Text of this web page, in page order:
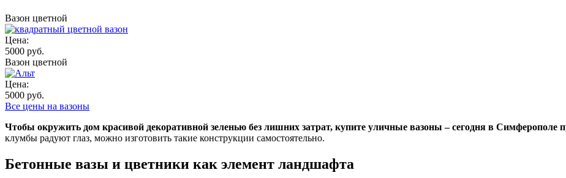
Вазон цветной
Цена:
5000 руб.
Вазон цветной
Цена:
5000 руб.
Все цены на вазоны
Чтобы окружить дом красивой декоративной зеленью без лишних затрат, купите уличные вазоны – сегодня в Симферополе
клумбы радуют глаз, можно изготовить такие конструкции самостоятельно.
Бетонные вазы и цветники как элемент ландшафта